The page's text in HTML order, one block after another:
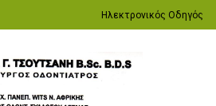
Ηλεκτρονικός Οδηγός